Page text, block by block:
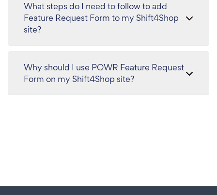
What steps do I need to follow to add
Feature Request Form to my Shift4Shop
site?
Why should I use POWR Feature Request
Form on my Shift4Shop site?